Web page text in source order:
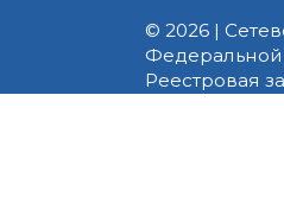
© 2026 |
Реестровая